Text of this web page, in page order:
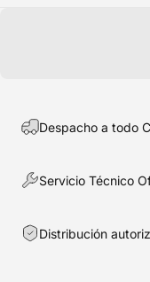
Despacho a todo
Servicio Técnico
Distribución